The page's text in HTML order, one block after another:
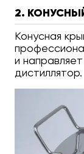
2.
Конусная
и
дистиллятор.